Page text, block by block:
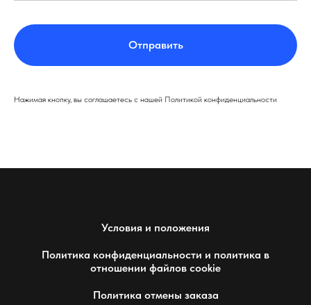
Отправить
Нажимая кнопку, вы соглашаетесь с нашей Политикой конфиденциальности
Условия и положения
Политика конфиденциальности и политика в
отношении файлов cookie
Политика отмены заказа